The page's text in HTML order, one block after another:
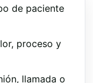
de paciente
proceso y
llamada o